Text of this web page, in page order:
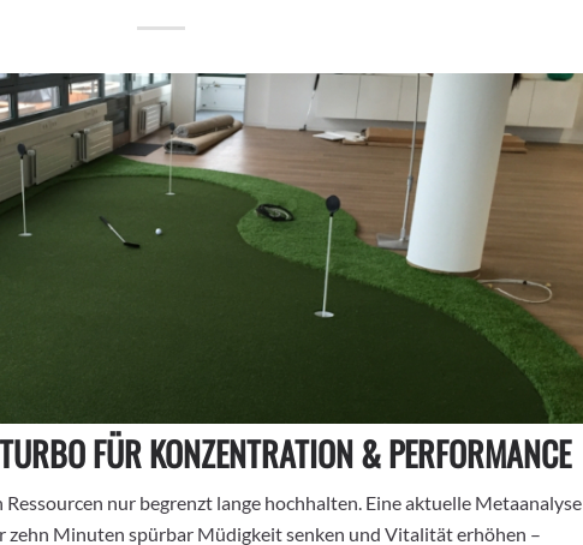
FÜR KONZENTRATION & PERFORMANCE
nur begrenzt lange hochhalten. Eine aktuelle Metaanalyse
zehn Minuten spürbar Müdigkeit senken und Vitalität erhöhen –